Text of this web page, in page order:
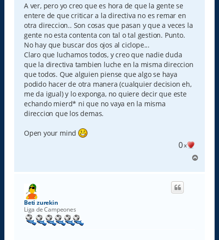
A ver, pero yo creo que es hora de que la gente se
entere de que criticar a la directiva no es remar en
otra direccion.. Son cosas que pasan y que a veces la
gente no esta contenta con tal o tal gestion. Punto.
No hay que buscar dos ojos al ciclope...
Claro que luchamos todos, y creo que nadie duda
que la directiva tambien luche en la misma direccion
que todos. Que alguien piense que algo se haya
podido hacer de otra manera (cualquier decision eh,
me da igual) y lo exponga, no quiere decir que este
echando mierd* ni que no vaya en la misma
direccion que los demas.
Open your mind
0x
r
Beti zurekin
Liga de Campeones